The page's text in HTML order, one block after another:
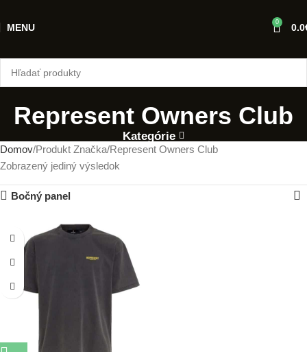
MENU 0 0.0
Represent Owners Club
Kategórie
Domov Produkt Značka Represent Owners Club
Zobrazený jediný výsledok
Bočný panel